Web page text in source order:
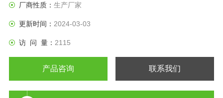
厂商性质： 生产厂家
更新时间： 2024-03-03
访 问 量： 2115
产品咨询 联系我们